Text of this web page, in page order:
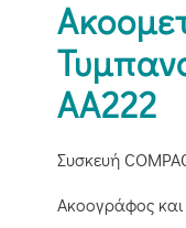
ΑΑ222
Συσκευή
Ακοογράφος